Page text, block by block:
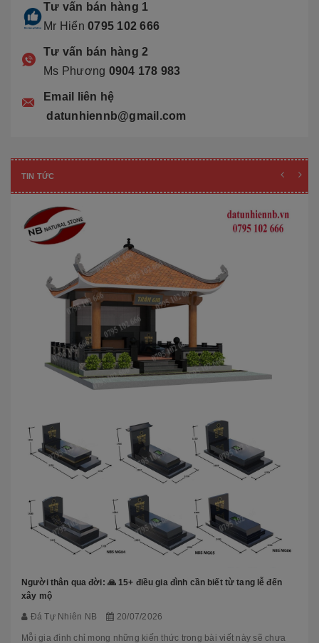
Tư vấn bán hàng 1
Mr Hiển 0795 102 666
Tư vấn bán hàng 2
Ms Phương 0904 178 983
Email liên hệ
datunhiennb@gmail.com
TIN TỨC
Người thân qua đời: 🙏 15+ điều gia đình cần biết từ tang lễ đến
xây mộ
Đá Tự Nhiên NB 20/07/2026
Mỗi gia đình chỉ mong những kiến thức trong bài viết này sẽ chưa